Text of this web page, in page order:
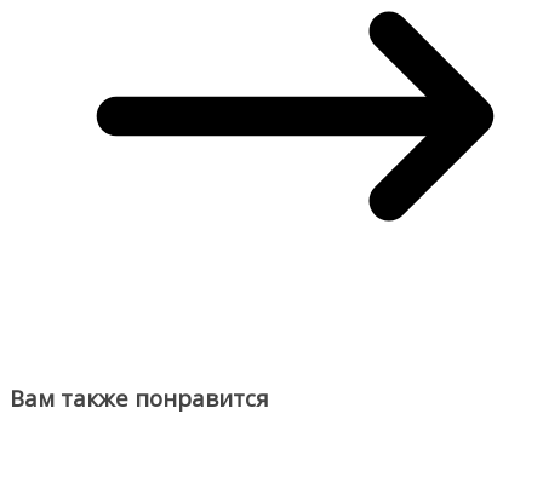
Вам также понравится